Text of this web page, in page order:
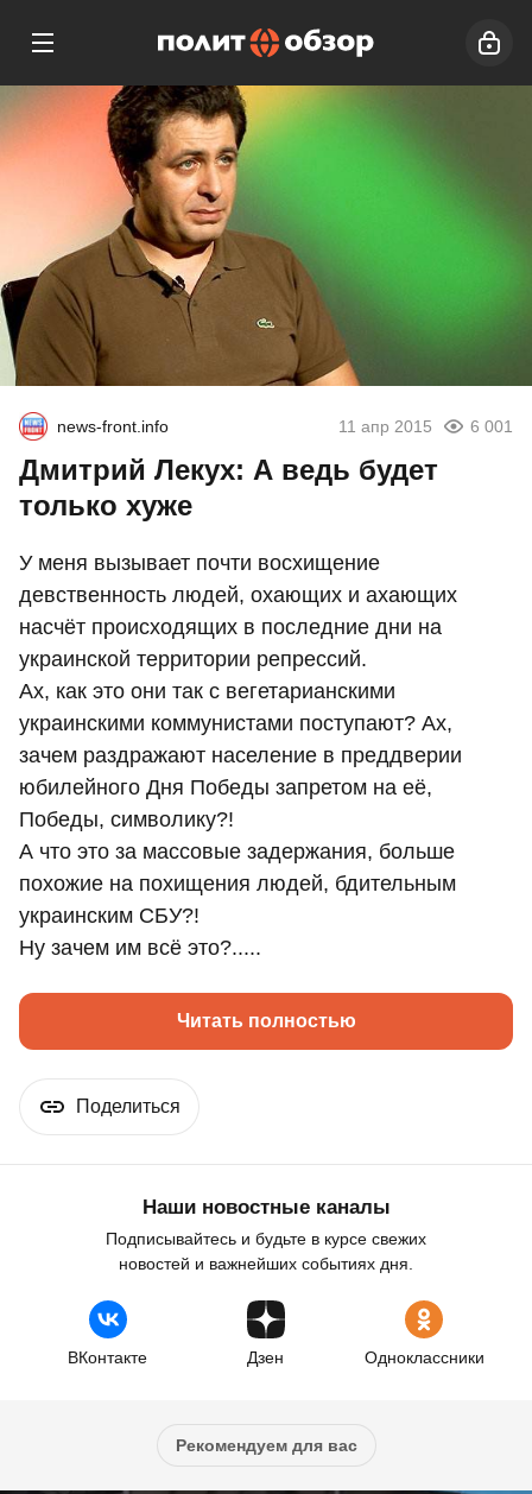
news-front.info 11 апр 2015 6 001
Дмитрий Лекух: А ведь будет
только хуже
У меня вызывает почти восхищение
девственность людей, охающих и ахающих
насчёт происходящих в последние дни на
украинской территории репрессий.
Ах, как это они так с вегетарианскими
украинскими коммунистами поступают? Ах,
зачем раздражают население в преддверии
юбилейного Дня Победы запретом на её,
Победы, символику?!
А что это за массовые задержания, больше
похожие на похищения людей, бдительным
украинским СБУ?!
Ну зачем им всё это?.....
Читать полностью
Поделиться
Наши новостные каналы
Подписывайтесь и будьте в курсе свежих
новостей и важнейших событиях дня.
ВКонтакте Дзен Одноклассники
Рекомендуем для вас